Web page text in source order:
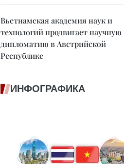
Вьетнамская академия наук и
технологий продвигает научную
дипломатию в Австрийской
Республике
ИНФОГРАФИКА